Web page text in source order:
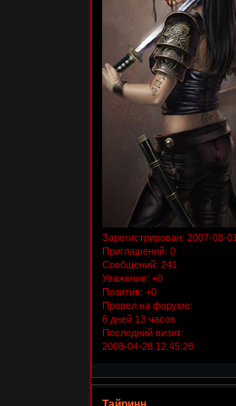
Зарегистрирован: 2007-08-01
Приглашений: 0
Сообщений: 241
Уважение: +0
Позитив: +0
Провел на форуме:
6 дней 13 часов
Последний визит:
2008-04-28 12:45:28